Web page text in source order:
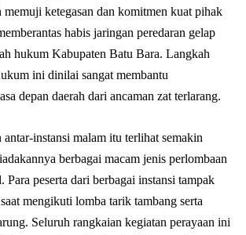
memuji ketegasan dan komitmen kuat pihak
habis jaringan peredaran gelap
hukum Kabupaten Batu Bara. Langkah
ini dinilai sangat membantu
depan daerah dari ancaman zat terlarang.
antar-instansi malam itu terlihat semakin
berbagai macam jenis perlombaan
Para peserta dari berbagai instansi tampak
mengikuti lomba tarik tambang serta
Seluruh rangkaian kegiatan perayaan ini